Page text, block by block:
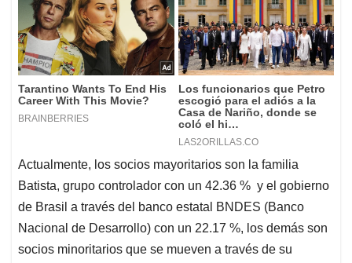
Actualmente, los socios mayoritarios son la familia
Batista, grupo controlador con un 42.36 % y el gobierno
de Brasil a través del banco estatal BNDES (Banco
Nacional de Desarrollo) con un 22.17 %, los demás son
socios minoritarios que se mueven a través de su